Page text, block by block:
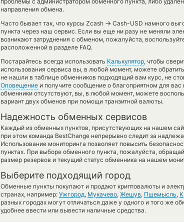
направления обмена.
Часто бывает так, что курсы Zcash → Cash-USD намного
пункта через наш сервис. Если вы еще ни разу не меняли
возникают затруднения с обменом, пожалуйста,
расположенной в разделе FAQ.
Постарайтесь всегда использовать Калькулятор, чтобы
использования сервиса вы, в любой момент, можете
не нашли в таблице обменников подходящий вам курс, не
Оповещение и получите сообщение о благоприятном для
обменники отсутствуют, вы, в любой момент, можете
вариант двух обменов при помощи транзитной валюты.
Надежность обменных сервисов
Каждый из обменных пунктов, присутствующих на нашем
при этом команда BestChange непрерывно следит за
Использование мониторинга позволяет повысить
пунктах. При выборе обменного пункта, пожалуйста,
размер резервов и текущий статус обменника на нашем
Выберите подходящий город
Обменные пункты покупают и продают криптовалюты и
странах, например: Ужгород, Мукачево, Жешув, Пшемысль,
разных городах могут отличаться даже у одного и того же
удобнее ввести или вывести наличные средства.